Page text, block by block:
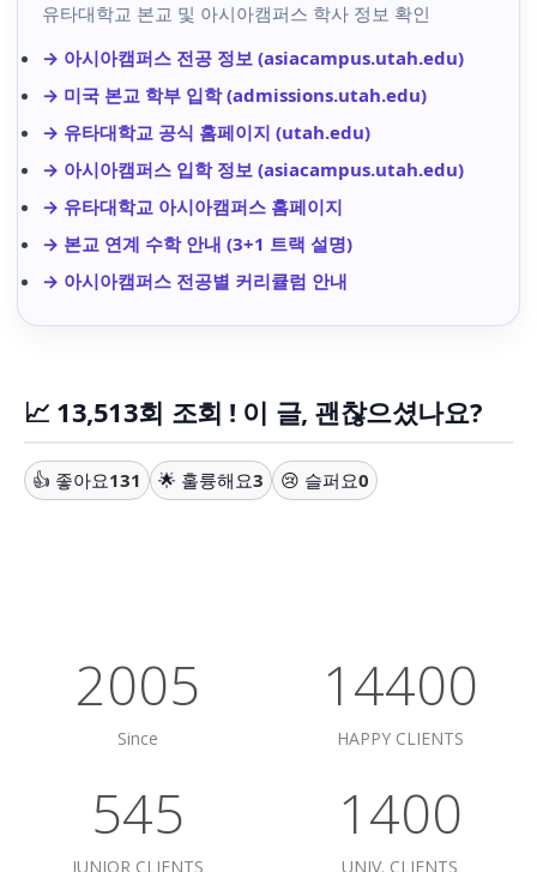
유타대학교 본교 및 아시아캠퍼스 학사 정보 확인
→ 아시아캠퍼스 전공 정보 (asiacampus.utah.edu)
→ 미국 본교 학부 입학 (admissions.utah.edu)
→ 유타대학교 공식 홈페이지 (utah.edu)
→ 아시아캠퍼스 입학 정보 (asiacampus.utah.edu)
→ 유타대학교 아시아캠퍼스 홈페이지
→ 본교 연계 수학 안내 (3+1 트랙 설명)
→ 아시아캠퍼스 전공별 커리큘럼 안내
📈 13,513회 조회 ! 이 글, 괜찮으셨나요?
👍 좋아요131 🌟 훌륭해요3 😢 슬퍼요0
2005
Since
14400
HAPPY CLIENTS
545
JUNIOR CLIENTS
1400
UNIV. CLIENTS